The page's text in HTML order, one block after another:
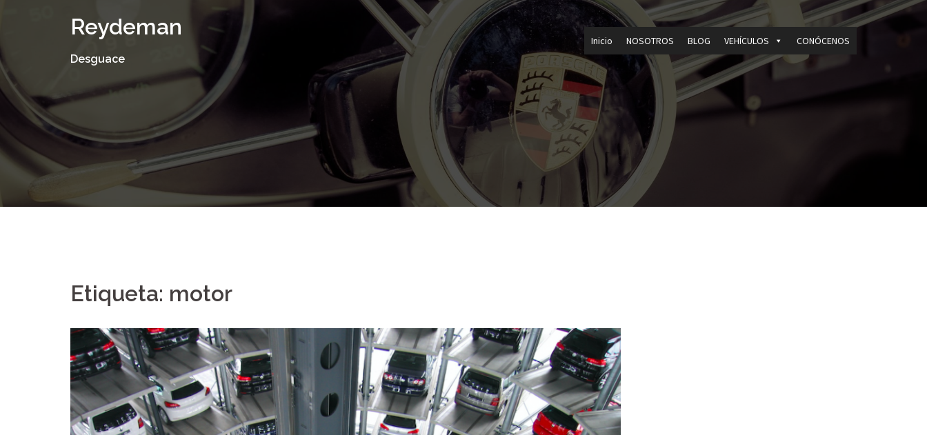
contenido
Reydeman
Desguace
Inicio NOSOTROS BLOG VEHÍCULOS CONÓCENOS
Etiqueta: motor